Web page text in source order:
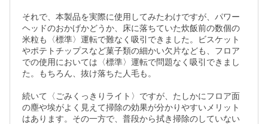
それで、本製品を実際に使用してみたわけですが、パワー
ヘッドのおかげかどうか、床に落ちていた炊飯前の数個の
米粒も〈標準〉運転で難なく吸引できました。ビスケット
やポテトチップスなど菓子類の細かい欠片なども、フロア
での使用においては〈標準〉運転で問題なく吸引できまし
た。もちろん、抜け落ちた人毛も。
続いて〈ごみくっきりライト〉ですが、たしかにフロア面
の塵や埃がよく見えて掃除の効果が分かりやすいメリット
はあります。その一方で、普段から拭き掃除のしていない